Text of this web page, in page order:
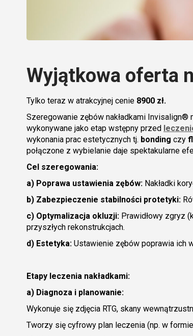
Wyjątkowa oferta
Tylko teraz w atrakcyjnej cenie 8900 zł.
Szeregowanie zębów nakładkami Invisalign®
wykonywane jako etap wstępny przed
wykonania prac estetycznych tj. bonding czy
połączone z wybielanie daje spektakularne
Cel szeregowania:
a) Poprawa ustawienia zębów: Nakładki
b) Zabezpieczenie stabilności protetyki:
c) Optymalizacja okluzji: Prawidłowy zgryz
przyszłych rekonstrukcjach.
d) Estetyka: Ustawienie zębów poprawia ich
Etapy leczenia nakładkami:
a) Diagnoza i planowanie:
Wykonuje się zdjęcia RTG, skany
Tworzy się cyfrowy plan leczenia (np. w